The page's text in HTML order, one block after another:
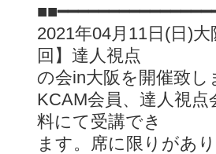
2021年04月11日(日)
回】達人視点
の会in大阪を開催致
KCAM会員、達人視
料にて受講でき
ます。席に限りがあ